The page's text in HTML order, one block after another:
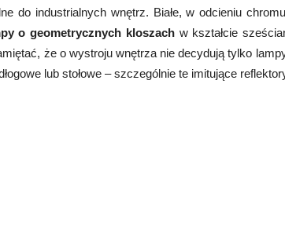
do industrialnych wnętrz. Białe, w odcieniu
o geometrycznych kloszachw kształcie
że o wystroju wnętrza nie decydują tylko
lub stołowe – szczególnie te imitujące